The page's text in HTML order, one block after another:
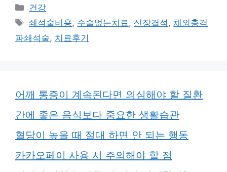
카
테
리
건강
태
그
쇄석술비용, 수술없는치료, 신장결석,체외충격
파쇄석술, 치료후기
어깨 통증이 계속된다면 의심해야 할 질환
간에 좋은 음식보다 중요한 생활습관
혈당이 높을 때 절대 하면 안 되는 행동
카카오페이 사용 시 주의해야 할 점